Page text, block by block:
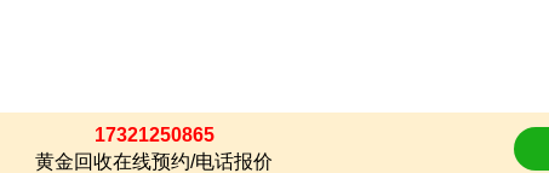
17321250865
黄金回收在线预约/电话报价